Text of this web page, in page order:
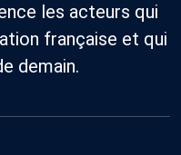
les acteurs qui
française et qui
demain.